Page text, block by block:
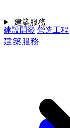
建設開發 營造工程
建築服務
建築服務